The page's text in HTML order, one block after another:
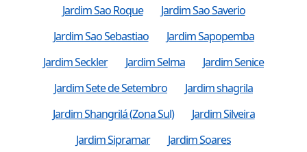
Jardim Sao Roque
Jardim Sao Saverio
Jardim Sao Sebastiao
Jardim Sapopemba
Jardim Seckler
Jardim Selma
Jardim Senice
Jardim Sete de Setembro
Jardim shagrila
Jardim Shangrilá (Zona Sul)
Jardim Silveira
Jardim Sipramar
Jardim Soares